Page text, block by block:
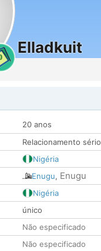
Elladkuit
20 anos
Relacionamento sério
Nigéria
Enugu, Enugu
Nigéria
único
Não especificado
Não especificado